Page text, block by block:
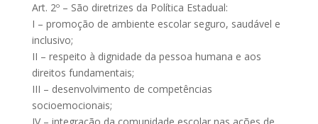
Art. 2º – São diretrizes da Política Estadual:
I – promoção de ambiente escolar seguro, saudável e
inclusivo;
II – respeito à dignidade da pessoa humana e aos
direitos fundamentais;
III – desenvolvimento de competências
socioemocionais;